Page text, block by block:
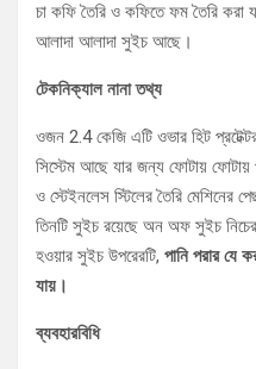
চা কফি তৈরি ও কফিতে ফম তৈরি
আলাদা আলাদা সুইচ আছে।
টেকনিক্যাল নানা তথ্য
ওজন 2.4 কেজি এটি ওভার হিট
সিস্টেম আছে যার জন্য ফোটায় ফোটায়
ও স্টেইনলেস স্টিলের তৈরি মেশিনের
তিনটি সুইচ রয়েছে অন অফ সুইচ
হওয়ার সুইচ উপরেরটি, পানি পরার যে
যায়।
ব্যবহারবিধি